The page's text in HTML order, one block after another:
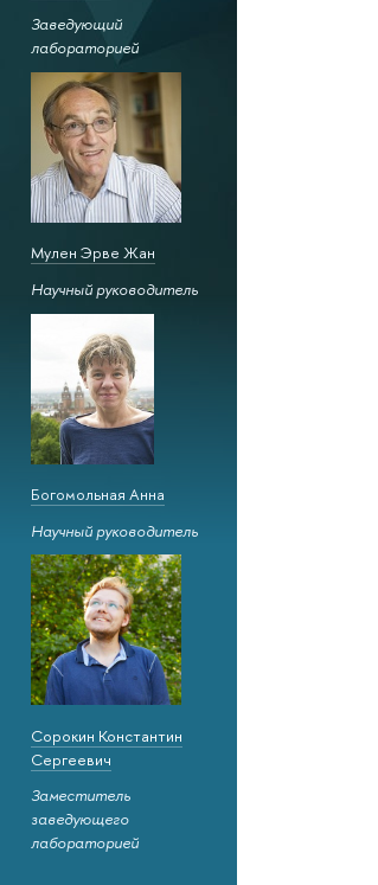
Заведующий
лабораторией
Мулен Эрве Жан
Научный руководитель
Богомольная Анна
Научный руководитель
Сорокин Константин
Сергеевич
Заместитель
заведующего
лабораторией